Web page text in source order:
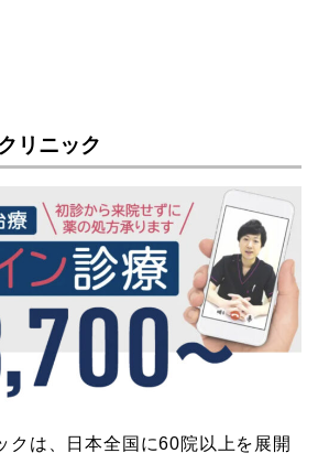
リニック
クは、日本全国に60院以上を展開